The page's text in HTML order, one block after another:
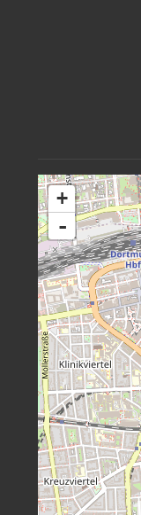
+
-